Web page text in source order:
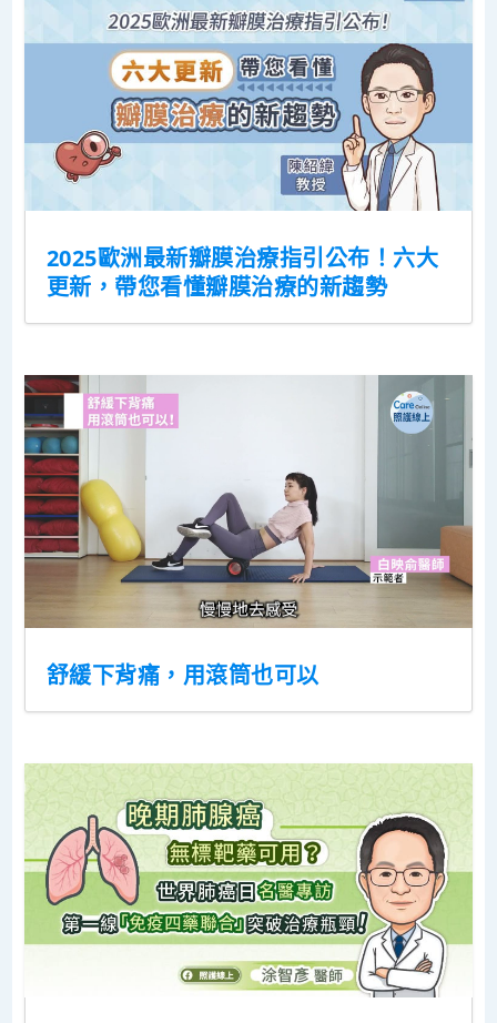
2025歐洲最新瓣膜治療指引公布！六大
更新，帶您看懂瓣膜治療的新趨勢
舒緩下背痛，用滾筒也可以